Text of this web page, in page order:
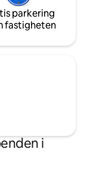
parkering
fastigheten
i